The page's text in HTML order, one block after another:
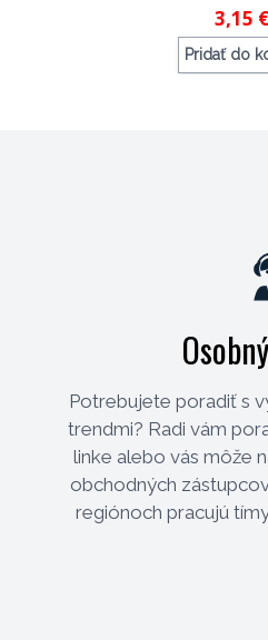
3,15 €
Pridať do
Potrebujete poradiť s
trendmi? Radi vám
linke alebo vás môže
obchodných
regiónoch pracujú